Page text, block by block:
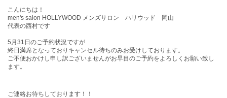
こんにちは！
men's salon HOLLYWOOD メンズサロン ハリウッド 岡山
代表の西村です
5月31 日 のご予約状況ですが
終日満席となっておりキャンセル待ちのみお受けしております。
ご不便おかけし申し訳ございませんがお早目のご予約をよろしくお願い致し
ます。
ご連絡お待ちしております！！